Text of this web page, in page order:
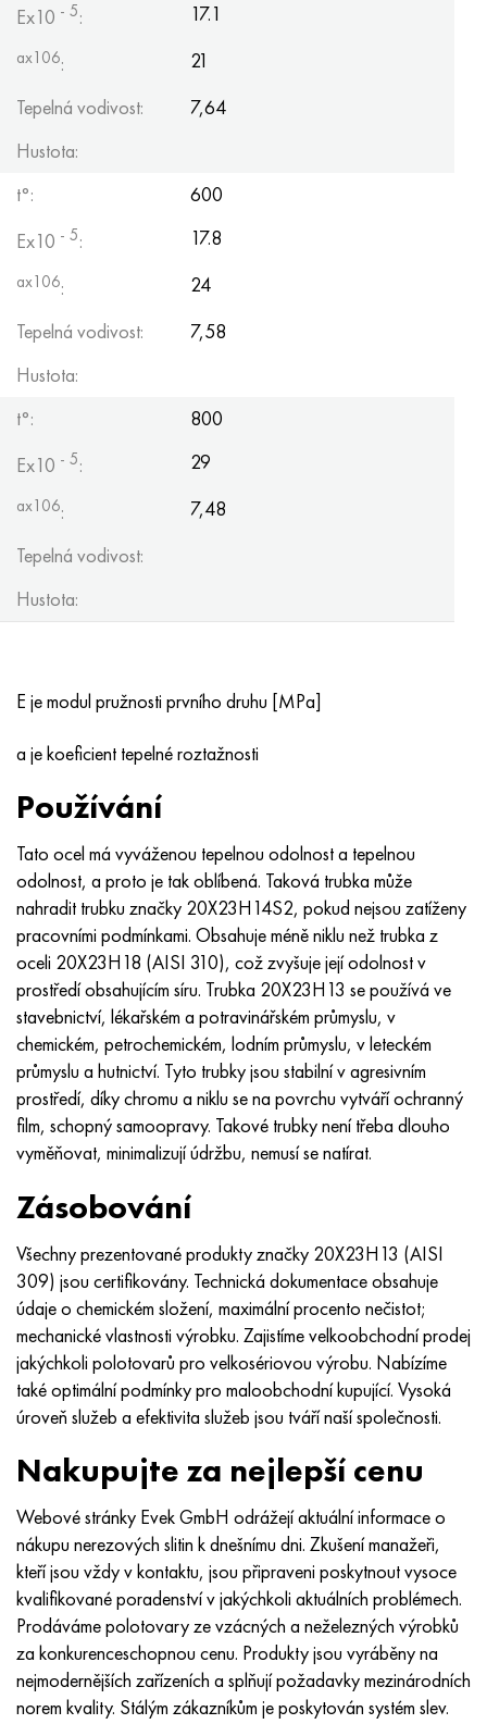
Ex10 - 5: 17.1
ax106:
21
Tepelná vodivost:
7,64
Hustota:
t°:
600
Ex10 - 5: 17.8
ax106:
24
Tepelná vodivost:
7,58
Hustota:
t°:
800
Ex10 - 5: 29
ax106:
7,48
Tepelná vodivost:
Hustota:
E je modul pružnosti prvního druhu [MPa]
a je koeficient tepelné roztažnosti
Používání
Tato ocel má vyváženou tepelnou odolnost a tepelnou
odolnost, a proto je tak oblíbená. Taková trubka může
nahradit trubku značky 20X23H14S2, pokud nejsou zatíženy
pracovními podmínkami. Obsahuje méně niklu než trubka z
oceli 20X23H18 (AISI 310), což zvyšuje její odolnost v
prostředí obsahujícím síru. Trubka 20X23H13 se používá ve
stavebnictví, lékařském a potravinářském průmyslu, v
chemickém, petrochemickém, lodním průmyslu, v leteckém
průmyslu a hutnictví. Tyto trubky jsou stabilní v agresivním
prostředí, díky chromu a niklu se na povrchu vytváří ochranný
film, schopný samoopravy. Takové trubky není třeba dlouho
vyměňovat, minimalizují údržbu, nemusí se natírat.
Zásobování
Všechny prezentované produkty značky 20X23H13 (AISI
309) jsou certifikovány. Technická dokumentace obsahuje
údaje o chemickém složení, maximální procento nečistot;
mechanické vlastnosti výrobku. Zajistíme velkoobchodní prodej
jakýchkoli polotovarů pro velkosériovou výrobu. Nabízíme
také optimální podmínky pro maloobchodní kupující. Vysoká
úroveň služeb a efektivita služeb jsou tváří naší společnosti.
Nakupujte za nejlepší cenu
Webové stránky Evek GmbH odrážejí aktuální informace o
nákupu nerezových slitin k dnešnímu dni. Zkušení manažeři,
kteří jsou vždy v kontaktu, jsou připraveni poskytnout vysoce
kvalifikované poradenství v jakýchkoli aktuálních problémech.
Prodáváme polotovary ze vzácných a neželezných výrobků
za konkurenceschopnou cenu. Produkty jsou vyráběny na
nejmodernějších zařízeních a splňují požadavky mezinárodních
norem kvality. Stálým zákazníkům je poskytován systém slev.
Hastelloy C-276
Hastelloy C2000
Hastelloy 3
Udimet 500
Udimet 720
40XFA, 1,7223, AISI 4142
45X, 45h, 1,7035
45HN2MFA, k2425, 45hnmf